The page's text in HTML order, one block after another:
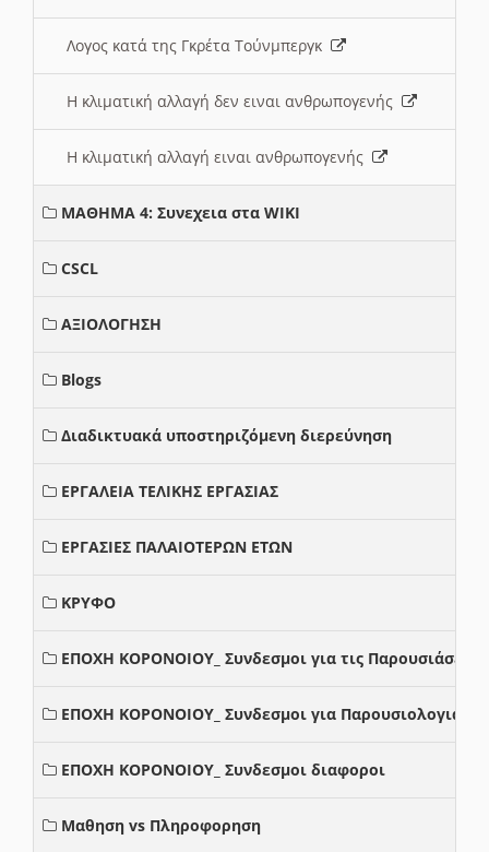
Λογος κατά της Γκρέτα Τούνμπεργκ
Η κλιματική αλλαγή δεν ειναι ανθρωπογενής
Η κλιματική αλλαγή ειναι ανθρωπογενής
ΜΑΘΗΜΑ 4: Συνεχεια στα WIKI
CSCL
ΑΞΙΟΛΟΓΗΣΗ
Blogs
Διαδικτυακά υποστηριζόμενη διερεύνηση
ΕΡΓΑΛΕΙΑ ΤΕΛΙΚΗΣ ΕΡΓΑΣΙΑΣ
ΕΡΓΑΣΙΕΣ ΠΑΛΑΙΟΤΕΡΩΝ ΕΤΩΝ
ΚΡΥΦΟ
ΕΠΟΧΗ ΚΟΡΟΝΟΙΟΥ_ Συνδεσμοι για τις Παρουσιάσεις
ΕΠΟΧΗ ΚΟΡΟΝΟΙΟΥ_ Συνδεσμοι για Παρουσιολογια
ΕΠΟΧΗ ΚΟΡΟΝΟΙΟΥ_ Συνδεσμοι διαφοροι
Μαθηση vs Πληροφορηση